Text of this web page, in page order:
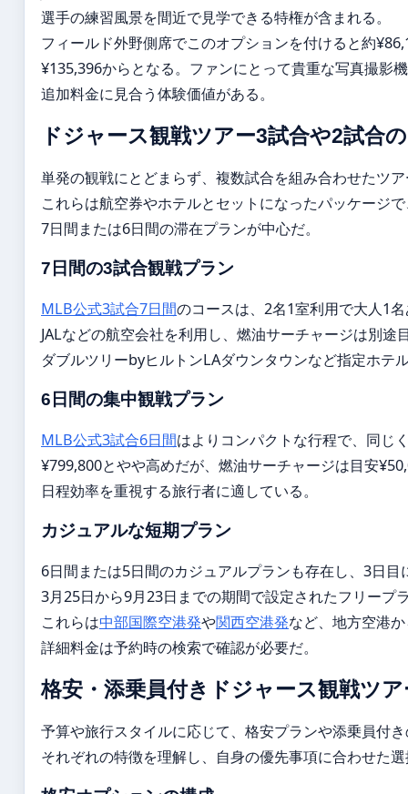
選手の練習風景を間近で見学できる特権が含まれる。
フィールド外野側席でこのオプションを付けると約
¥135,396からとなる。ファンにとって貴重な写真撮影
追加料金に見合う体験価値がある。
ドジャース観戦ツアー3試合や2試合
単発の観戦にとどまらず、複数試合を組み合わせたツ
これらは航空券やホテルとセットになったパッケージ
7日間または6日間の滞在プランが中心だ。
7日間の3試合観戦プラン
MLB公式3試合7日間のコースは、2名1室利用で大人1
JALなどの航空会社を利用し、燃油サーチャージは別
ダブルツリーbyヒルトンLAダウンタウンなど指定ホテ
6日間の集中観戦プラン
MLB公式3試合6日間はよりコンパクトな行程で、同じ
¥799,800とやや高めだが、燃油サーチャージは目安
日程効率を重視する旅行者に適している。
カジュアルな短期プラン
6日間または5日間のカジュアルプランも存在し、3日
3月25日から9月23日までの期間で設定されたフリープ
これらは中部国際空港発や関西空港発など、地方空港
詳細料金は予約時の検索で確認が必要だ。
格安・添乗員付きドジャース観戦ツ
予算や旅行スタイルに応じて、格安プランや添乗員付
それぞれの特徴を理解し、自身の優先事項に合わせた